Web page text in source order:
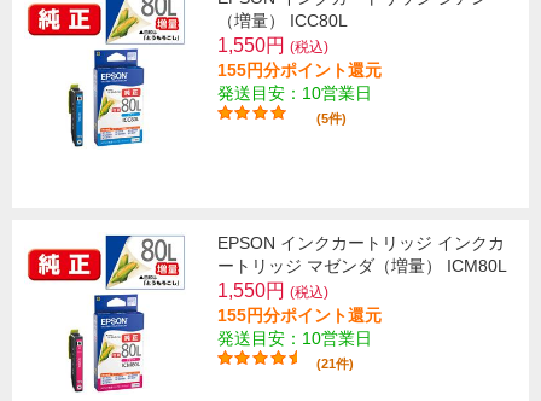
（増量） ICC80L
1,550円 (税込)
155円分ポイント還元
発送目安：10営業日
(5件)
EPSON インクカートリッジ インクカ
ートリッジ マゼンダ（増量） ICM80L
1,550円 (税込)
155円分ポイント還元
発送目安：10営業日
(21件)